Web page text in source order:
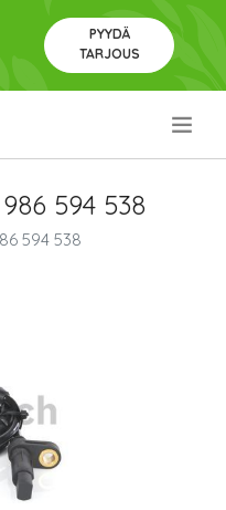
PYYDÄ
TARJOUS
594 538
594 538